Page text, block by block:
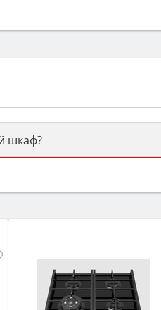
шкаф?
не ниже A и нужные